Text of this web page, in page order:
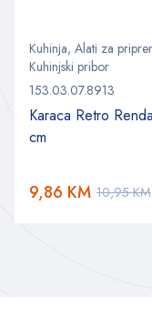
Kuhinja, Alati za
Kuhinjski pribor
153.03.07.8913
Karaca Retro
cm
10,95KM
9,86 KM